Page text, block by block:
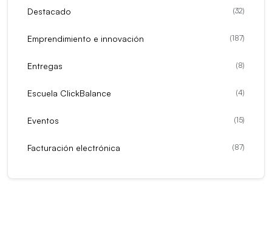
Destacado (32)
Emprendimiento e innovación (187)
Entregas (8)
Escuela ClickBalance (4)
Eventos (15)
Facturación electrónica (87)